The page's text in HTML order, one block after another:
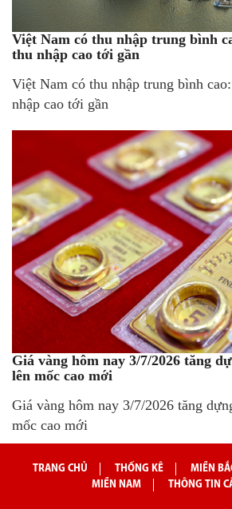
Việt Nam có thu nhập trung bình
thu nhập cao tới gần
Việt Nam có thu nhập trung bình
nhập cao tới gần
Giá vàng hôm nay 3/7/2026 tăng
lên mốc cao mới
Giá vàng hôm nay 3/7/2026 tăng
mốc cao mới
TRANG CHỦ THỐNG KÊ MIỀN
MIỀN NAM
THÔNG TIN